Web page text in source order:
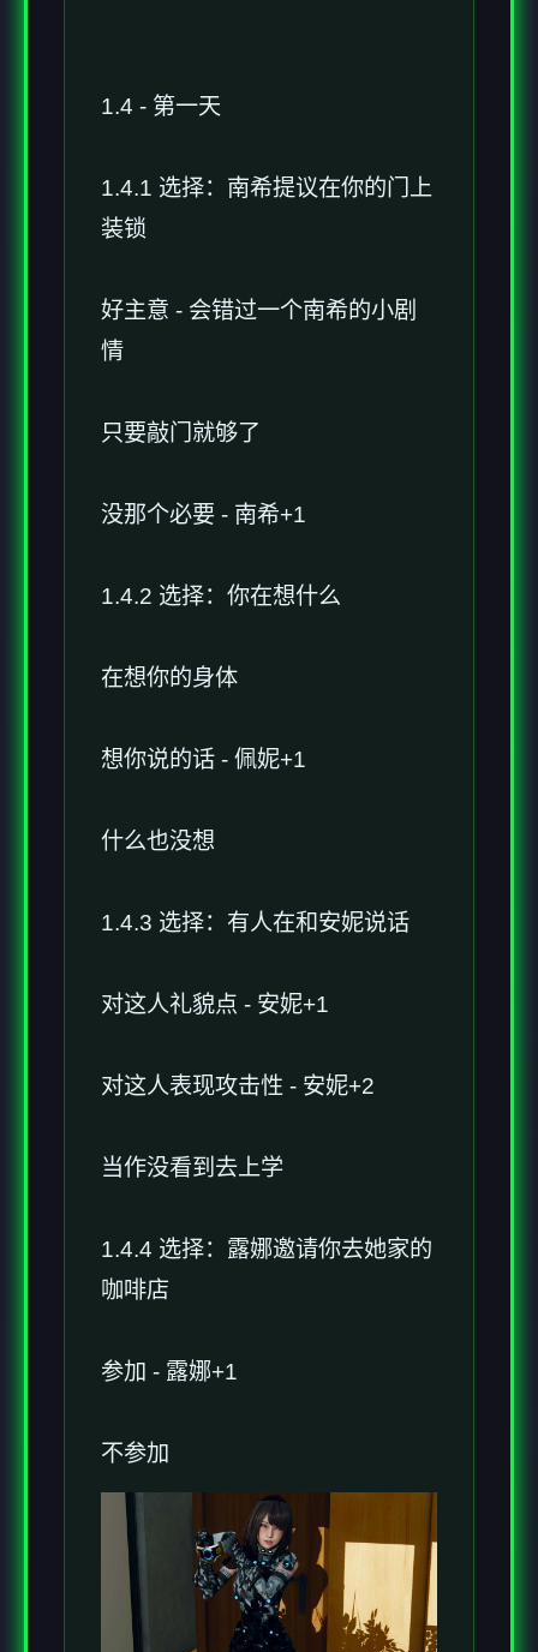
1.4 - 第一天
1.4.1 选择：南希提议在你的门上
装锁
好主意 - 会错过一个南希的小剧
情
只要敲门就够了
没那个必要 - 南希+1
1.4.2 选择：你在想什么
在想你的身体
想你说的话 - 佩妮+1
什么也没想
1.4.3 选择：有人在和安妮说话
对这人礼貌点 - 安妮+1
对这人表现攻击性 - 安妮+2
当作没看到去上学
1.4.4 选择：露娜邀请你去她家的
咖啡店
参加 - 露娜+1
不参加